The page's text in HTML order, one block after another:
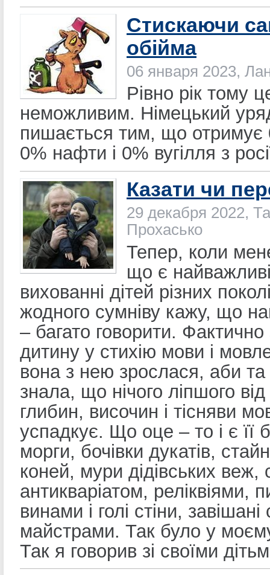
Стискаючи
обійма
06 января 2023,
Рівно рік тому
неможливим. Німецький
пишається тим, що отримує
0% нафти і 0% вугілля з
Казати чи
29 декабря 2022,
Прохасько
Тепер, коли
що є
вихованні дітей різних
жодного сумніву кажу, що
– багато говорити. Фактично
дитину у стихію мови і
вона з нею зрослася, аби та
знала, що нічого ліпшого від
глибин, височин і тісняви
успадкує. Що оце – то і є її
морги, бочівки дукатів,
коней, мури дідівських веж,
антикваріатом, реліквіями,
винами і голі стіни,
майстрами. Так було у
Так я говорив зі своїми